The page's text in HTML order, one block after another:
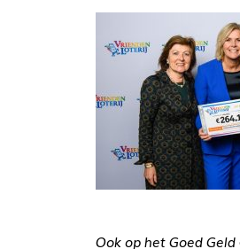
Ook op het Goed